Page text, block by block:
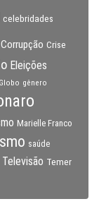
celebridades
Corrupção Crise
Eleições
Globo gênero
Marielle Franco
saúde
Televisão Temer